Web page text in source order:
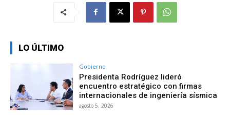
LO ÚLTIMO
Gobierno
Presidenta Rodríguez lideró
encuentro estratégico con firmas
internacionales de ingeniería sísmica
agosto 5, 2026